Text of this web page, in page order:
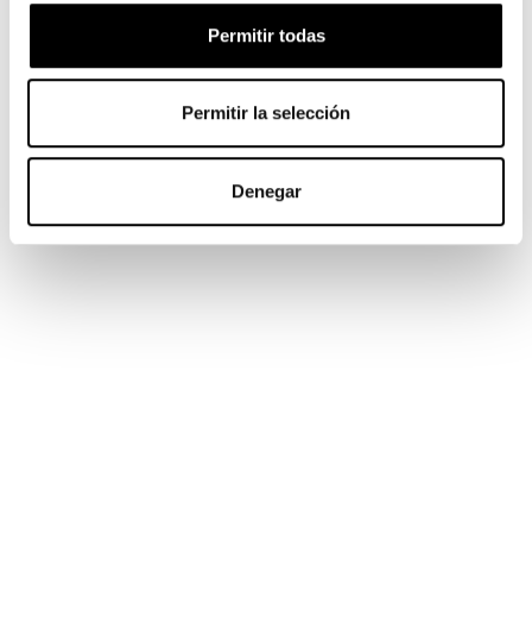
Permitir todas
Permitir la selección
Denegar